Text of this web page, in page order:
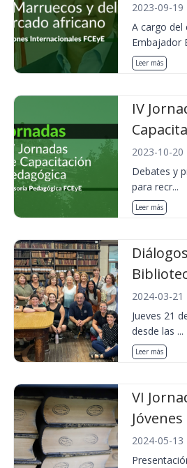
2023-09-19
A cargo del
Embajador
Leer más
IV
2023-10-20
Debates y
para recr...
Leer más
2024-03-21
Jueves 21
desde las ...
Leer más
VI
2024-05-13